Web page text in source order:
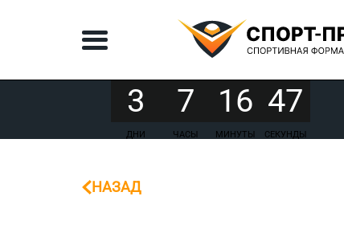
3
ДНИ
7
ЧАСЫ
16
МИНУТЫ
47
СЕКУНДЫ
НАЗАД